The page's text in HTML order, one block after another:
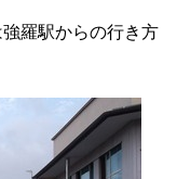
羅駅からの行き方